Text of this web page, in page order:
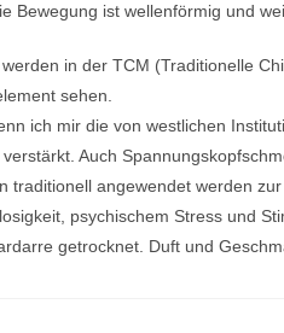
Bewegung ist wellenförmig und
in der TCM (Traditionelle
sehen.
ich mir die von westlichen
Auch
traditionell angewendet werden
psychischem Stress und
getrocknet. Duft und